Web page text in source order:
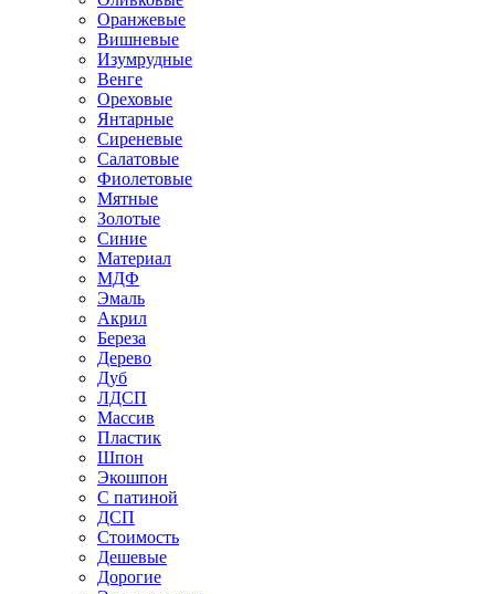
Оранжевые
Вишневые
Изумрудные
Венге
Ореховые
Янтарные
Сиреневые
Салатовые
Фиолетовые
Мятные
Золотые
Синие
Материал
МДФ
Эмаль
Акрил
Береза
Дерево
Дуб
ЛДСП
Массив
Пластик
Шпон
Экошпон
С патиной
ДСП
Стоимость
Дешевые
Дорогие